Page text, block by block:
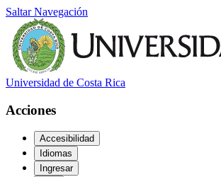
Saltar Navegación
Universidad de Costa Rica
Acciones
Accesibilidad
Idiomas
Ingresar